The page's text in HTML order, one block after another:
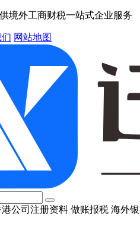
境外工商财税一站式企业服务
网站地图
港公司注册资料 做账报税 海外